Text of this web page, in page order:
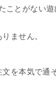
ことがない遊
ません。
を本気で通